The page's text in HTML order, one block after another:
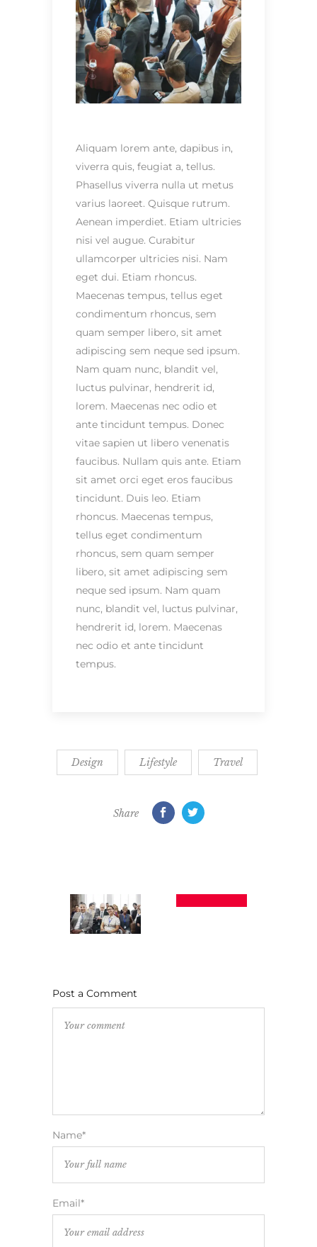
Aliquam lorem ante, dapibus in,
viverra quis, feugiat a, tellus.
Phasellus viverra nulla ut metus
varius laoreet. Quisque rutrum.
Aenean imperdiet. Etiam ultricies
nisi vel augue. Curabitur
ullamcorper ultricies nisi. Nam
eget dui. Etiam rhoncus.
Maecenas tempus, tellus eget
condimentum rhoncus, sem
quam semper libero, sit amet
adipiscing sem neque sed ipsum.
Nam quam nunc, blandit vel,
luctus pulvinar, hendrerit id,
lorem. Maecenas nec odio et
ante tincidunt tempus. Donec
vitae sapien ut libero venenatis
faucibus. Nullam quis ante. Etiam
sit amet orci eget eros faucibus
tincidunt. Duis leo. Etiam
rhoncus. Maecenas tempus,
tellus eget condimentum
rhoncus, sem quam semper
libero, sit amet adipiscing sem
neque sed ipsum. Nam quam
nunc, blandit vel, luctus pulvinar,
hendrerit id, lorem. Maecenas
nec odio et ante tincidunt
tempus.
Design Lifestyle Travel
Share
Post a Comment
Name*
Email*